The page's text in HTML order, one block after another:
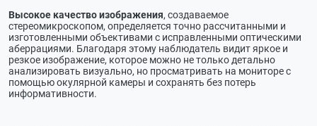
Высокое качество изображения, создаваемое
стереомикроскопом, определяется точно рассчитанными и
изготовленными объективами с исправленными оптическими
аберрациями. Благодаря этому наблюдатель видит яркое и
резкое изображение, которое можно не только детально
анализировать визуально, но просматривать на мониторе с
помощью окулярной камеры и сохранять без потерь
информативности.